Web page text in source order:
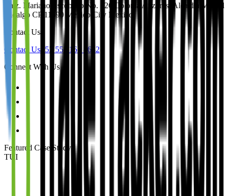
Calz. Mariano Escobedo No. 526 Colonia Anzures, Alcaldía Miguel
Hidalgo CP 11590 Mexico City Mexico
Contact Us
Contact Us +52 55 1163 8642
Connect With Us
Featured Case Study
TUI